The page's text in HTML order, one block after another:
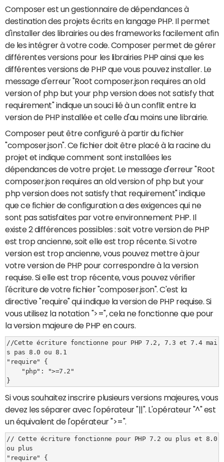
Composer est un gestionnaire de dépendances à
destination des projets écrits en langage PHP. Il permet
d'installer des librairies ou des frameworks facilement afin
de les intégrer à votre code. Composer permet de gérer
différentes versions pour les librairies PHP ainsi que les
différentes versions de PHP que vous pouvez installer. Le
message d'erreur "Root composer.json requires an old
version of php but your php version does not satisfy that
requirement" indique un souci lié à un conflit entre la
version de PHP installée et celle d'au moins une librairie.
Composer peut être configuré à partir du fichier
"composer.json". Ce fichier doit être placé à la racine du
projet et indique comment sont installées les
dépendances de votre projet. Le message d'erreur "Root
composer.json requires an old version of php but your
php version does not satisfy that requirement" indique
que ce fichier de configuration a des exigences qui ne
sont pas satisfaites par votre environnement PHP. Il
existe 2 différences possibles : soit votre version de PHP
est trop ancienne, soit elle est trop récente. Si votre
version est trop ancienne, vous pouvez mettre à jour
votre version de PHP pour correspondre à la version
requise. Si elle est trop récente, vous pouvez vérifier
l'écriture de votre fichier "composer.json". C'est la
directive "require" qui indique la version de PHP requise. Si
vous utilisez la notation ">=", cela ne fonctionne que pour
la version majeure de PHP en cours.
//Cette écriture fonctionne pour PHP 7.2, 7.3 et 7.4 mai
s pas 8.0 ou 8.1
"require" {
Si vous souhaitez inscrire plusieurs versions majeures, vous
devez les séparer avec l'opérateur "||". L'opérateur "^" est
un équivalent de l'opérateur ">=".
// Cette écriture fonctionne pour PHP 7.2 ou plus et 8.0
ou plus
"require" {